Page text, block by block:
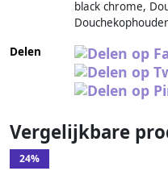
black chrome,
Delen
Vergelijkbare
24%